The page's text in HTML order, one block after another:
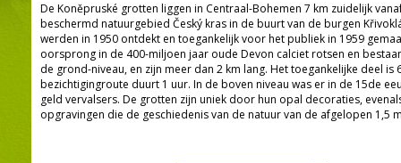
De Koněpruské grotten liggen in Centraal-Bohemen 7 km zuidelijk
beschermd natuurgebied Český kras in de buurt van de burgen
werden in 1950 ontdekt en toegankelijk voor het publiek in 1959
oorsprong in de 400-miljoen jaar oude Devon calciet rotsen en
de grond-niveau, en zijn meer dan 2 km lang. Het toegankelijke deel is
bezichtigingroute duurt 1 uur. In de boven niveau was er in de 15de
geld vervalsers. De grotten zijn uniek door hun opal decoraties,
opgravingen die de geschiedenis van de natuur van de afgelopen 1,5